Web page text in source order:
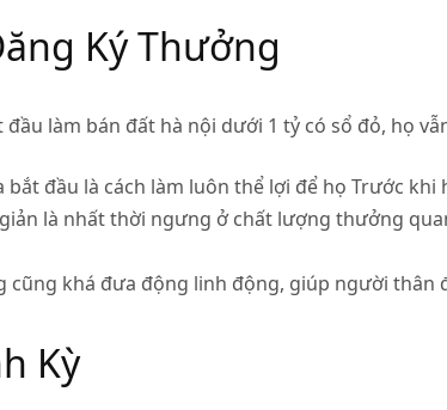
Ký Thưởng
làm bán đất hà nội dưới 1 tỷ có sổ đỏ, họ
đầu là cách làm luôn thể lợi để họ Trước
là nhất thời ngưng ở chất lượng thưởng
khá đưa động linh động, giúp người thân
Kỳ